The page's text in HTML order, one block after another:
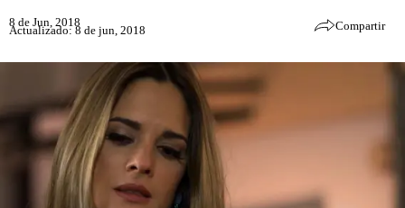
8 de Jun, 2018
Actualizado: 8 de jun, 2018 Compartir